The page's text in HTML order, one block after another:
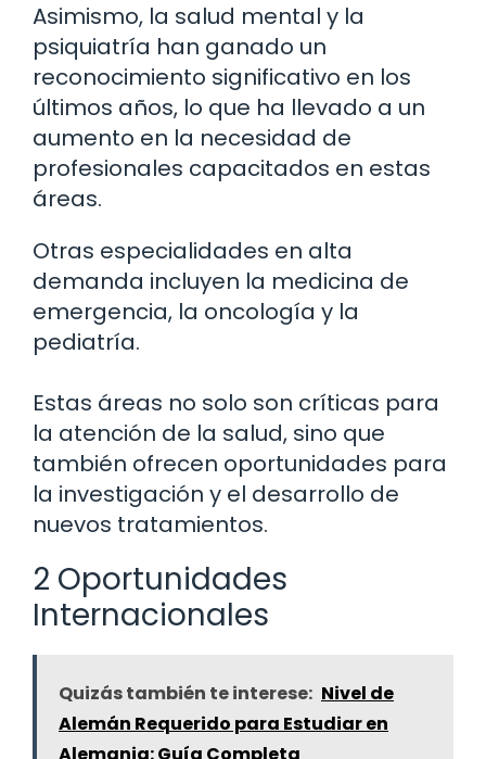
Asimismo, la salud mental y la
psiquiatría han ganado un
reconocimiento significativo en los
últimos años, lo que ha llevado a un
aumento en la necesidad de
profesionales capacitados en estas
áreas.
Otras especialidades en alta
demanda incluyen la medicina de
emergencia, la oncología y la
pediatría.
Estas áreas no solo son críticas para
la atención de la salud, sino que
también ofrecen oportunidades para
la investigación y el desarrollo de
nuevos tratamientos.
2 Oportunidades
Internacionales
Quizás también te interese: Nivel de
Alemán Requerido para Estudiar en